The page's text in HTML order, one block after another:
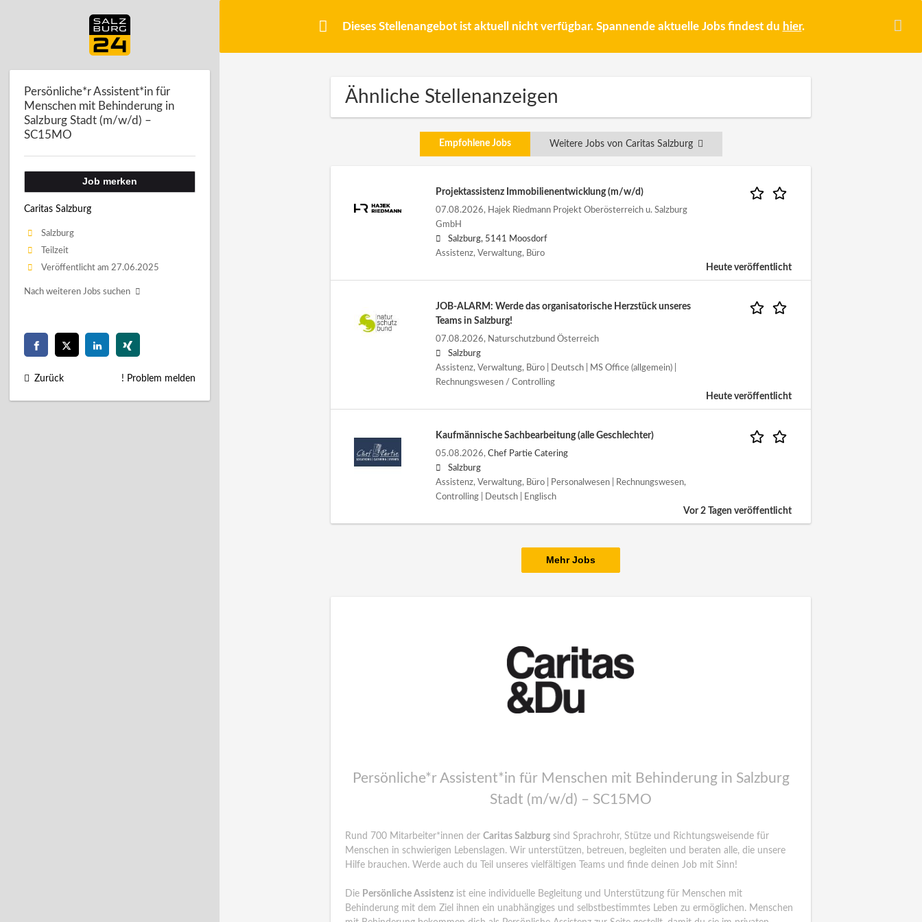
Dieses Stellenangebot ist aktuell nicht verfügbar. Spannende aktuelle Jobs findest du hier.
Ähnliche Stellenanzeigen
Empfohlene Jobs Weitere Jobs von Caritas Salzburg
Projektassistenz Immobilienentwicklung (m/w/d)
07.08.2026, Hajek Riedmann Projekt Oberösterreich u. Salzburg
GmbH
Salzburg, 5141 Moosdorf
Assistenz, Verwaltung, Büro
Heute veröffentlicht
JOB-ALARM: Werde das organisatorische Herzstück unseres
Teams in Salzburg!
07.08.2026, Naturschutzbund Österreich
Salzburg
Assistenz, Verwaltung, Büro | Deutsch | MS Office (allgemein) |
Rechnungswesen / Controlling
Heute veröffentlicht
Kaufmännische Sachbearbeitung (alle Geschlechter)
05.08.2026, Chef Partie Catering
Salzburg
Assistenz, Verwaltung, Büro | Personalwesen | Rechnungswesen,
Controlling | Deutsch | Englisch
Vor 2 Tagen veröffentlicht
Mehr Jobs
Persönliche*r Assistent*in für Menschen mit Behinderung in Salzburg
Stadt (m/w/d) – SC15MO
Rund 700 Mitarbeiter*innen der Caritas Salzburg sind Sprachrohr, Stütze und Richtungsweisende für
Menschen in schwierigen Lebenslagen. Wir unterstützen, betreuen, begleiten und beraten alle, die unsere
Hilfe brauchen. Werde auch du Teil unseres vielfältigen Teams und finde deinen Job mit Sinn!
Die Persönliche Assistenz ist eine individuelle Begleitung und Unterstützung für Menschen mit
Behinderung mit dem Ziel ihnen ein unabhängiges und selbstbestimmtes Leben zu ermöglichen. Menschen
Persönliche*r Assistent*in für
Menschen mit Behinderung in
Salzburg Stadt (m/w/d) –
SC15MO
Job merken
Caritas Salzburg
Salzburg
Teilzeit
Veröffentlicht am 27.06.2025
Nach weiteren Jobs suchen
Zurück ! Problem melden